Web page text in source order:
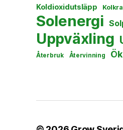
Koldioxidutsläpp
Solenergi
Uppväxling
Återbruk Återvinning